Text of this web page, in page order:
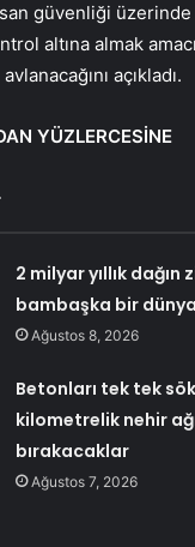
güvenliği
altına almak
açıkladı.
YÜZLERCESİNE
2 milyar yıllık dağın
bambaşka bir
Ağustos 8, 2026
Betonları tek tek
kilometrelik nehir
bırakacaklar
Ağustos 7, 2026